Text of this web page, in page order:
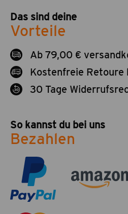
Das sind deine
Vorteile
Ab 79,00 €
Kostenfreie Retoure
30 Tage
So kannst du bei uns
Bezahlen